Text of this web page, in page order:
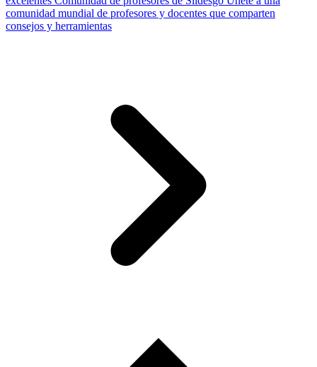
comunidad mundial de profesores y docentes que comparten
consejos y herramientas